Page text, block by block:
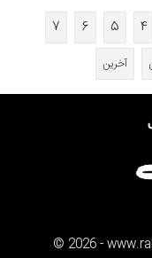
۴ ۵ ۶
۷
آخرین
© 2026-